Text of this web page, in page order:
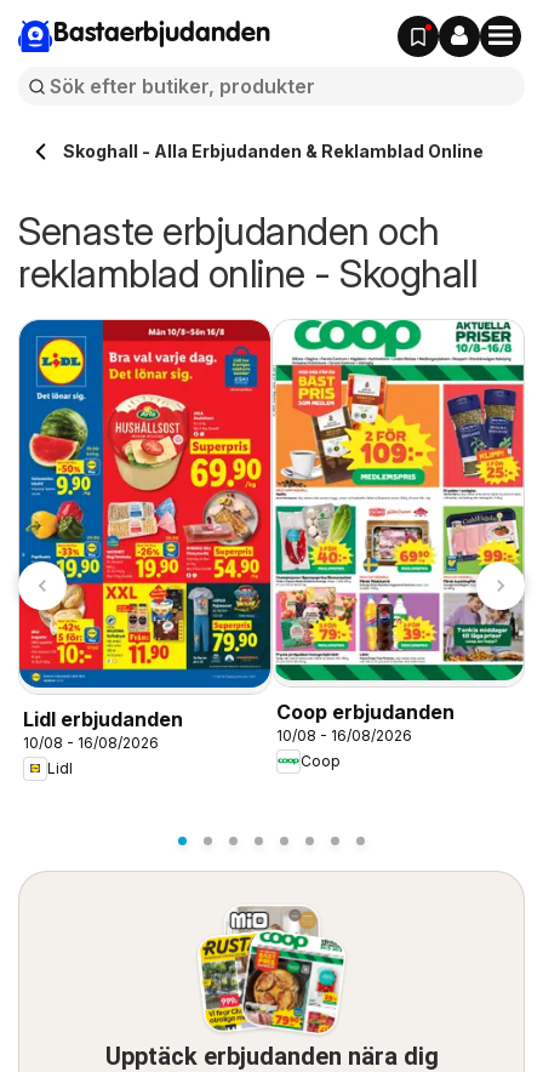
Bastaerbjudanden
Skoghall - Alla Erbjudanden & Reklamblad Online
Senaste erbjudanden och
reklamblad online - Skoghall
Lidl erbjudanden
10/08 - 16/08/2026
Lidl
Coop erbjudanden
10/08 - 16/08/2026
Coop
Upptäck erbjudanden nära dig